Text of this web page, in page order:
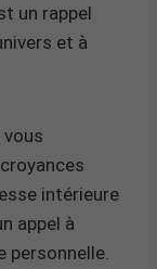
un rappel
et à
intérieure
appel à
personnelle.